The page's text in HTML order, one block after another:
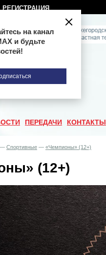
РЕГИСТРАЦИЯ
ПЕРЕДАЧИ КОНТАКТЫ
— Спортивные — «Чемпионы» (12+)
(12+)
на канал
и будьте